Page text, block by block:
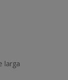
larga